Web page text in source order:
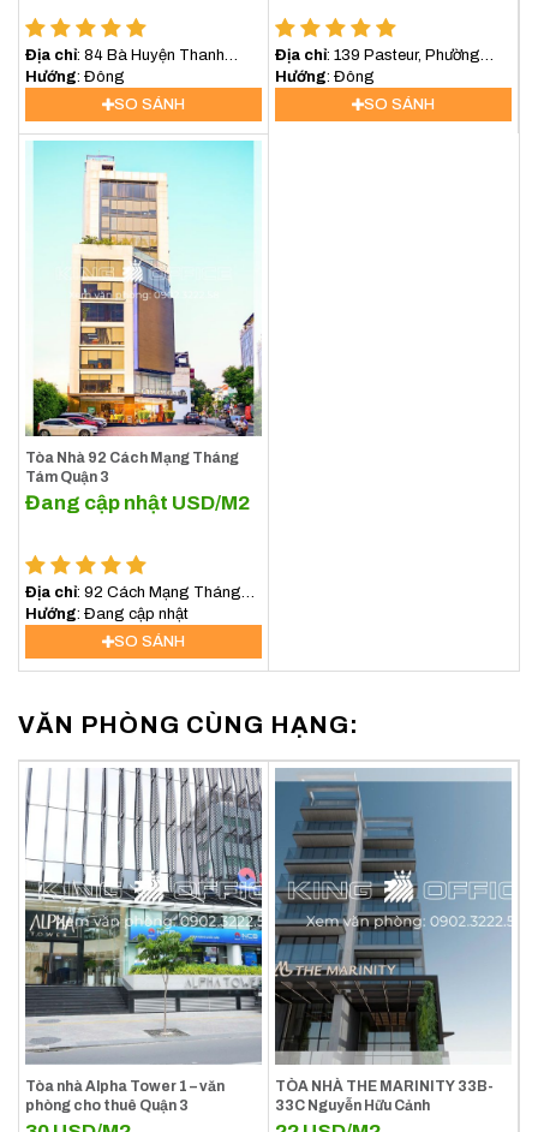
Địa chỉ: 84 Bà Huyện Thanh
Quan, Xuân Hòa, Hồ Chí Minh,
Hướng : Đông
SO SÁNH
Địa chỉ: 139 Pasteur, Phường
Xuân Hòa, TP.HCM
Hướng : Đông
SO SÁNH
Tòa Nhà 92 Cách Mạng Tháng
Tám Quận 3
Đang cập nhật USD/M2
Địa chỉ: 92 Cách Mạng Tháng
Tám, Phường Xuân Hòa, TP.HCM
Hướng : Đang cập nhật
SO SÁNH
VĂN PHÒNG CÙNG HẠNG:
Tòa nhà Alpha Tower 1 – văn
phòng cho thuê Quận 3
TÒA NHÀ THE MARINITY 33B-
33C Nguyễn Hữu Cảnh